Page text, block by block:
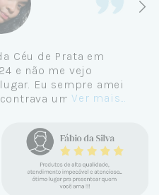
Céu de Prata em
e não me vejo
Eu sempre amei
uma loja
Atendimento
jóias prata 925,
Virei cliente fiel
que são lindas, tem
super justo. Fora
Ver mais...